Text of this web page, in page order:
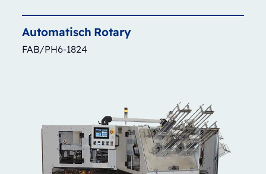
Automatisch Rotary
FAB/PH6-1824